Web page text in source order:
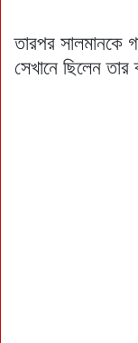
তারপর সালমানকে
সেখানে ছিলেন